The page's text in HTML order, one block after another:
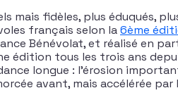
mais fidèles, plus éduqués,
français selon la6ème
Bénévolat, et réalisé en
édition tous les trois ans
longue : l’érosion
avant, mais accélérée par